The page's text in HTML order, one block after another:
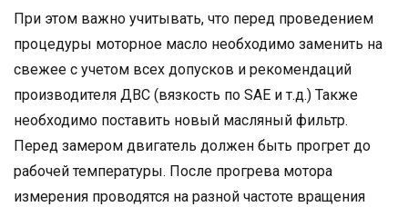
При этом важно учитывать, что перед проведением
процедуры моторное масло необходимо заменить на
свежее с учетом всех допусков и рекомендаций
производителя ДВС (вязкость по SAE и т.д.) Также
необходимо поставить новый масляный фильтр.
Перед замером двигатель должен быть прогрет до
рабочей температуры. После прогрева мотора
измерения проводятся на разной частоте вращения